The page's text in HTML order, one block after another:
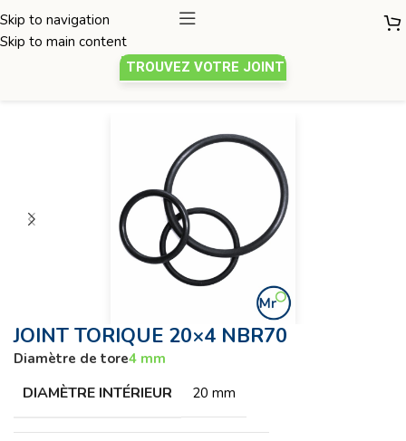
Skip to navigation
Skip to main content
TROUVEZ VOTRE JOINT
JOINT TORIQUE 20×4 NBR70
Diamètre de tore4 mm
DIAMÈTRE INTÉRIEUR 20 mm